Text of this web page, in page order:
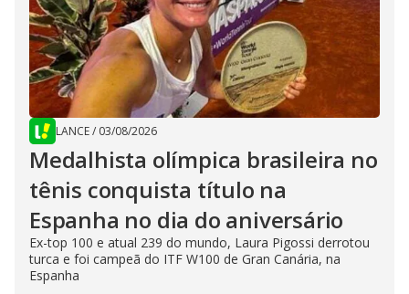
LANCE/ 03/08/2026
Medalhista olímpica brasileira no
tênis conquista título na
Espanha no dia do aniversário
Ex-top 100 e atual 239 do mundo, Laura Pigossi derrotou
turca e foi campeã do ITF W100 de Gran Canária, na
Espanha